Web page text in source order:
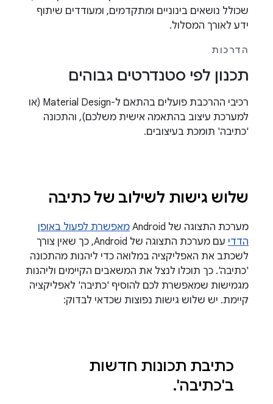
שכולל נושאים בינוניים ומתקדמים, ומעודדים שיתוף
ידע לאורך המסלול.
הדרכות
תכנון לפי סטנדרטים גבוהים
רכיבי ההרכבת פועלים בהתאם ל-Material Design (או
למערכת עיצוב בהתאמה אישית משלכם), והתכונה
'כתיבה' תומכת בעיצובים.
שלוש גישות לשילוב של כתיבה
מערכת התצוגה של Android
מאפשרת לפעול באופן
הדדי
עם מערכת התצוגה של Android, כך שאין צורך
לשכתב את האפליקציה במלואה כדי ליהנות מהתכונה
'כתיבה'. כך תוכלו לנצל את המשאבים הקיימים וליהנות
מגמישות שמאפשרת לכם להוסיף 'כתיבה' לאפליקציה
קיימת. יש שלוש גישות נפוצות שכדאי לבדוק:
כתיבת תכונות חדשות
ב'כתיבה'.